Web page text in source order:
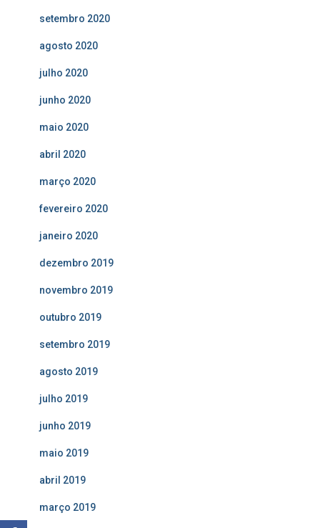
setembro 2020
agosto 2020
julho 2020
junho 2020
maio 2020
abril 2020
março 2020
fevereiro 2020
janeiro 2020
dezembro 2019
novembro 2019
outubro 2019
setembro 2019
agosto 2019
julho 2019
junho 2019
maio 2019
abril 2019
março 2019